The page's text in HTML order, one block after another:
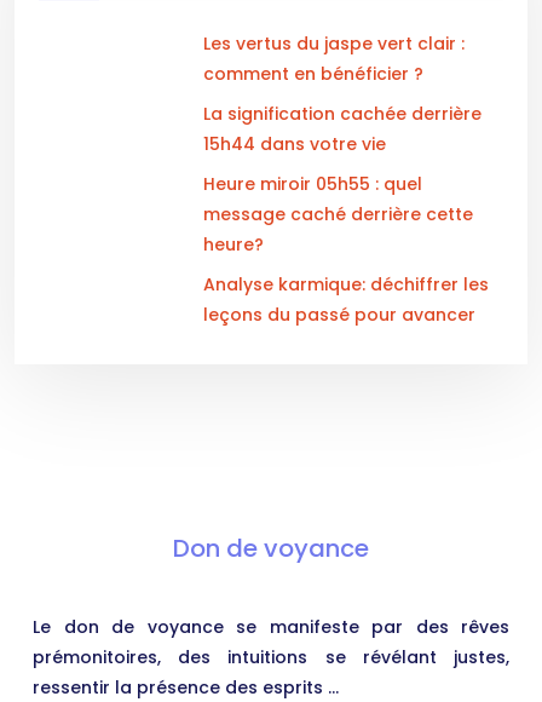
Les vertus du jaspe vert clair :
comment en bénéficier ?
La signification cachée derrière
15h44 dans votre vie
Heure miroir 05h55 : quel
message caché derrière cette
heure?
Analyse karmique: déchiffrer les
leçons du passé pour avancer
Don de voyance
Le don de voyance se manifeste par des rêves
prémonitoires, des intuitions se révélant justes,
ressentir la présence des esprits …